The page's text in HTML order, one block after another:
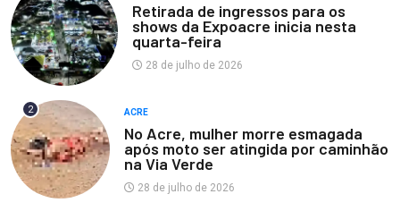
Retirada de ingressos para os
shows da Expoacre inicia nesta
quarta-feira
28 de julho de 2026
2 ACRE
No Acre, mulher morre esmagada
após moto ser atingida por caminhão
na Via Verde
28 de julho de 2026